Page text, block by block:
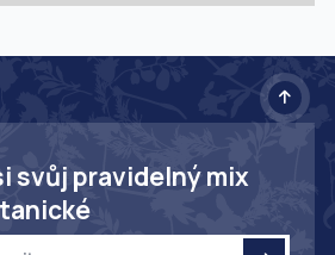
svůj pravidelný mix